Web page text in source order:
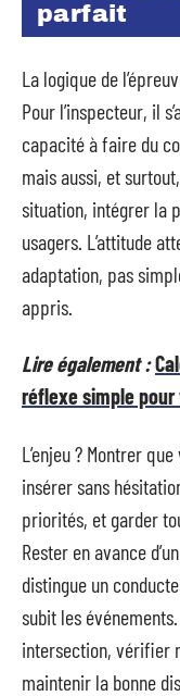
parfait
La logique de
Pour l’inspecteur, il
capacité à faire du
mais aussi, et
situation, intégrer la
usagers. L’attitude
adaptation, pas
appris.
Lire également :
réflexe simple
L’enjeu ? Montrer
insérer sans
priorités, et garder
Rester en avance
distingue un
subit les
intersection, vérifier
maintenir la bonne